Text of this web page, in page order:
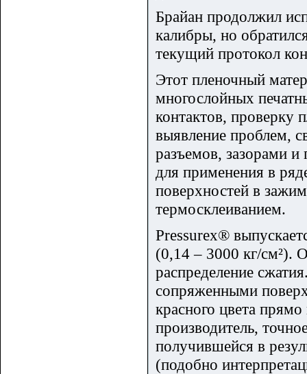
Брайан продолжил
калибры, но
текущий протокол
Этот пленочный
многослойных
контактов, проверку
выявление проблем,
разъемов, зазорами
для применения в
поверхностей в
термосклеиванием.
Pressurex®
(0,14 – 3000 кг/см²).
распределение
сопряженными
красного цвета
производитель,
получившейся в
(подобно